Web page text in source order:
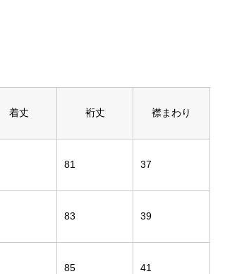
着丈 裄丈 襟まわり
81 37
83 39
85 41